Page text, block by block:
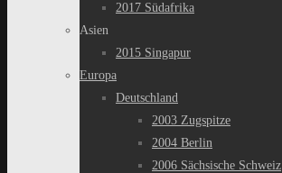
2017 Südafrika
Asien
2015 Singapur
Europa
Deutschland
2003 Zugspitze
2004 Berlin
2006 Sächsische Schweiz